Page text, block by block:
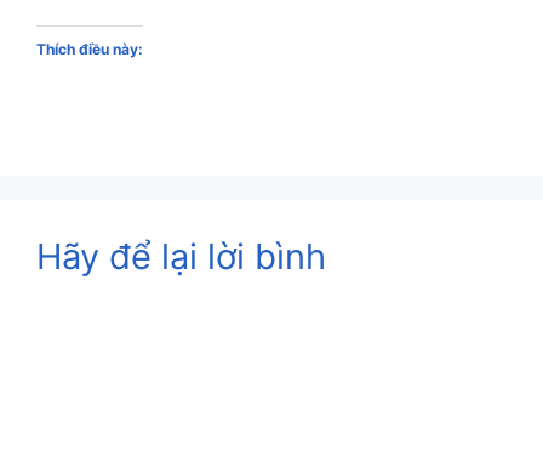
Thích điều này:
Hãy để lại lời bình